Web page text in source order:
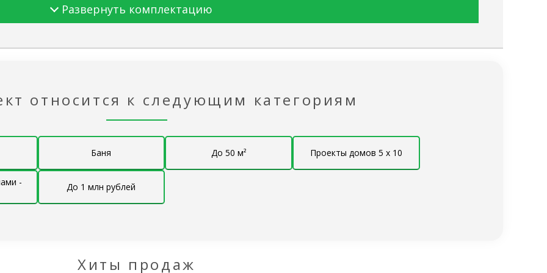
Развернуть комплектацию
этажа
200х200 мм
200х200 мм
относится к следующим категориям
Баня До 50 м² Проекты домов 5 x 10
-
До 1 млн рублей
Хиты продаж